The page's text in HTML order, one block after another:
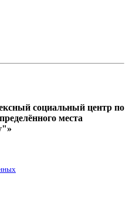
социальный центр по
места